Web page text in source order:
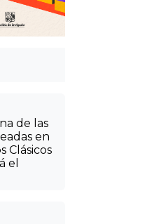
de las
en
Clásicos
el